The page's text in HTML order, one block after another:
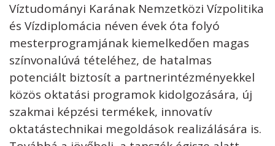
Víztudományi Karának Nemzetközi Vízpolitika
és Vízdiplomácia néven évek óta folyó
mesterprogramjának kiemelkedően magas
színvonalúvá tételéhez, de hatalmas
potenciált biztosít a partnerintézményekkel
közös oktatási programok kidolgozására, új
szakmai képzési termékek, innovatív
oktatástechnikai megoldások realizálására is.